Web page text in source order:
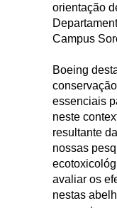
orientação
Campus
Boeing
essenciais
neste
resultante
nossas
avaliar os
nestas